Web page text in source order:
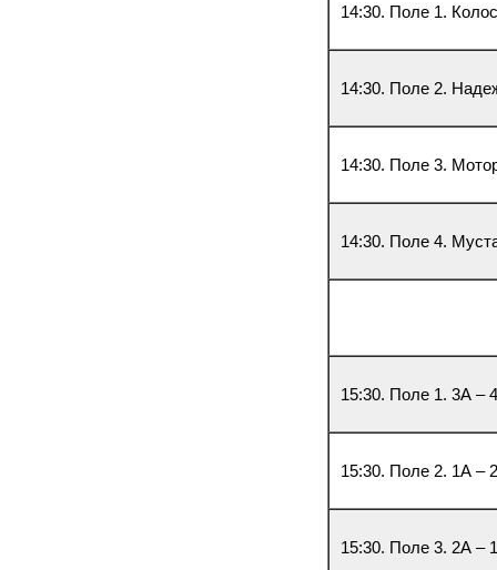
14:30. Поле 1.
14:30. Поле 2.
14:30. Поле 3.
14:30. Поле 4.
15:30. Поле 1. 3А –
15:30. Поле 2. 1А –
15:30. Поле 3. 2А –